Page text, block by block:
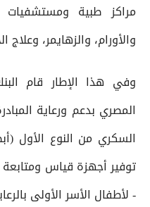
مراكز طبية
والأورام، والزهايمر،
وفي هذا الإطار قام
المصري بدعم ورعاية
السكري من النوع الأول
توفير أجهزة قياس ومتابعة
- لأطفال الأسر الأولى